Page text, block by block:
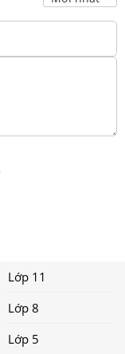
Lớp 11
Lớp 8
Lớp 5